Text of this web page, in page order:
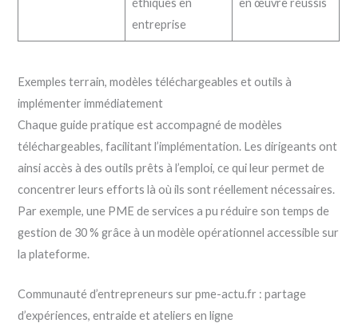
éthiques en
entreprise
en œuvre réussis
Exemples terrain, modèles téléchargeables et outils à
implémenter immédiatement
Chaque guide pratique est accompagné de modèles
téléchargeables, facilitant l’implémentation. Les dirigeants ont
ainsi accès à des outils prêts à l’emploi, ce qui leur permet de
concentrer leurs efforts là où ils sont réellement nécessaires.
Par exemple, une PME de services a pu réduire son temps de
gestion de 30 % grâce à un modèle opérationnel accessible sur
la plateforme.
Communauté d’entrepreneurs sur pme-actu.fr : partage
d’expériences, entraide et ateliers en ligne